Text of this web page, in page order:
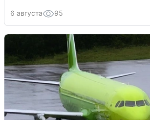
6 августа 95